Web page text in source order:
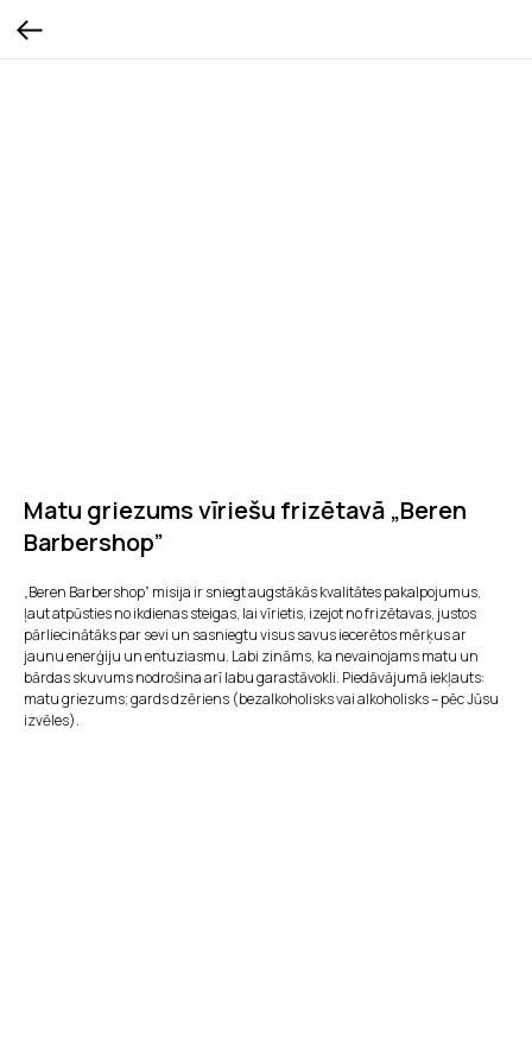
Matu griezums vīriešu frizētavā „Beren
Barbershop”
„Beren Barbershop” misija ir sniegt augstākās kvalitātes pakalpojumus,
ļaut atpūsties no ikdienas steigas, lai vīrietis, izejot no frizētavas, justos
pārliecinātāks par sevi un sasniegtu visus savus iecerētos mērķus ar
jaunu enerģiju un entuziasmu. Labi zināms, ka nevainojams matu un
bārdas skuvums nodrošina arī labu garastāvokli. Piedāvājumā iekļauts:
matu griezums; gards dzēriens (bezalkoholisks vai alkoholisks – pēc Jūsu
izvēles).